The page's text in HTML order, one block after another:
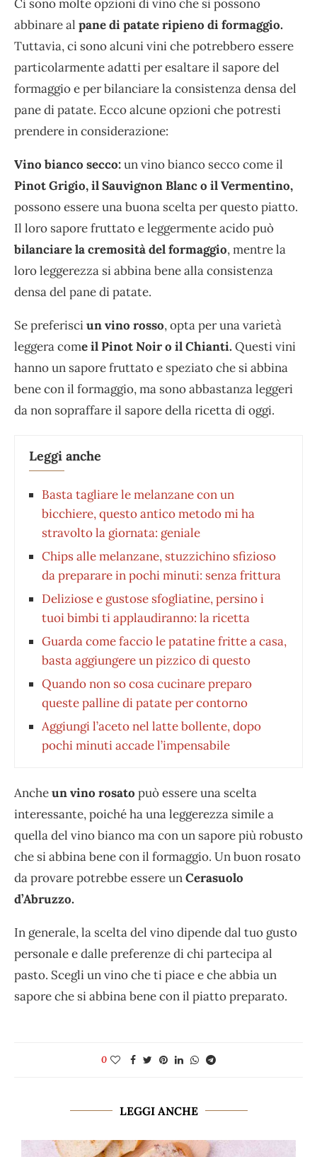
Ci sono molte opzioni di vino che si possono
abbinare al pane di patate ripieno di formaggio.
Tuttavia, ci sono alcuni vini che potrebbero essere
particolarmente adatti per esaltare il sapore del
formaggio e per bilanciare la consistenza densa del
pane di patate. Ecco alcune opzioni che potresti
prendere in considerazione:
Vino bianco secco:un vino bianco secco come il
Pinot Grigio, il Sauvignon Blanc o il Vermentino,
possono essere una buona scelta per questo piatto.
Il loro sapore fruttato e leggermente acido può
bilanciare la cremosità del formaggio, mentre la
loro leggerezza si abbina bene alla consistenza
densa del pane di patate.
Se preferisciun vino rosso, opta per una varietà
leggera come il Pinot Noir o il Chianti. Questi vini
hanno un sapore fruttato e speziato che si abbina
bene con il formaggio, ma sono abbastanza leggeri
da non sopraffare il sapore della ricetta di oggi.
Leggi anche
Basta tagliare le melanzane con un
bicchiere, questo antico metodo mi ha
stravolto la giornata: geniale
Chips alle melanzane, stuzzichino sfizioso
da preparare in pochi minuti: senza frittura
Deliziose e gustose sfogliatine, persino i
tuoi bimbi ti applaudiranno: la ricetta
Guarda come faccio le patatine fritte a casa,
basta aggiungere un pizzico di questo
Quando non so cosa cucinare preparo
queste palline di patate per contorno
Aggiungi l’aceto nel latte bollente, dopo
pochi minuti accade l’impensabile
Ancheun vino rosato può essere una scelta
interessante, poiché ha una leggerezza simile a
quella del vino bianco ma con un sapore più robusto
che si abbina bene con il formaggio. Un buon rosato
da provare potrebbe essere unCerasuolo
d’Abruzzo.
In generale, la scelta del vino dipende dal tuo gusto
personale e dalle preferenze di chi partecipa al
pasto. Scegli un vino che ti piace e che abbia un
sapore che si abbina bene con il piatto preparato.
0
LEGGI ANCHE